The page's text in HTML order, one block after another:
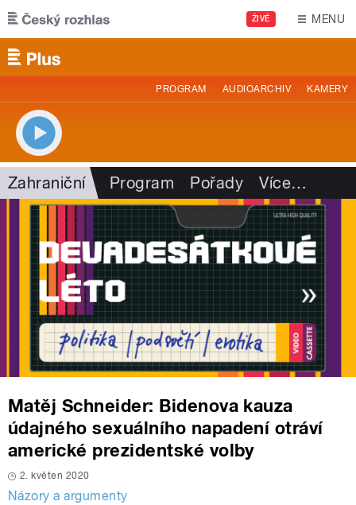
Přejít k hlavnímu obsahu
ŽIVĚ MENU
PROGRAM AUDIOARCHIV KAMERY
Zahraniční Program Pořady Více…
Matěj Schneider: Bidenova kauza
údajného sexuálního napadení otráví
americké prezidentské volby
2. květen 2020
Názory a argumenty